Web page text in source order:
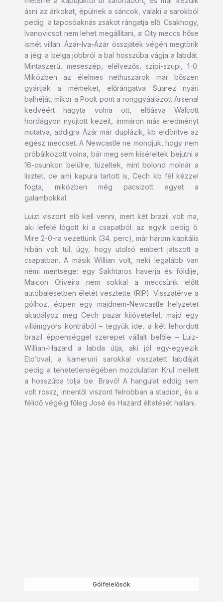
ásni az árkokat, épülnek a sáncok, valaki a sarokból
pedig a taposóaknás zsákot rángatja elő. Csakhogy,
Ivanovicsot nem lehet megállítani, a City meccs hőse
ismét villan: Ázár-Iva-Ázár összjáték végén megtörik
a jég: a belga jobbról a bal hosszúba vágja a labdát.
Mintaszerű, meseszép, elélvezős, szipi-szupi, 1-0.
Miközben az élelmes nethuszárok már bőszen
gyártják a mémeket, előrángatva Suarez nyári
balhéját, mikor a Poolt pont a ronggyáalázott Arsenal
kedvéért hagyta volna ott, előásva Walcott
hordágyon nyújtott kezeit, immáron más eredményt
mutatva, addigra Ázár már duplázik, kb eldöntve az
egész meccset. A Newcastle ne mondjuk, hogy nem
próbálkozott volna, bár meg sem kíséreltek bejutni a
16-osunkon belülre, tüzeltek, mint bolond molnár a
lisztet, de ami kapura tartott is, Cech kb fél kézzel
fogta, miközben még pacsizott egyet a
galambokkal.
Luizt viszont elő kell venni, mert két brazil volt ma,
aki lefelé lógott ki a csapatból: az egyik pedig ő.
Mire 2-0-ra vezettünk (34. perc), már három kapitális
hibán volt túl, úgy, hogy utolsó embert játszott a
csapatban. A másik Willian volt, neki legalább van
némi mentsége: egy Sakhtaros haverja és földije,
Maicon Oliveira nem sokkal a meccsünk előtt
autóbalesetben életét vesztette (RIP). Visszatérve a
gólhoz, éppen egy majdnem-Newcastle helyzetet
akadályoz meg Cech pazar kijövetellel, majd egy
villámgyors kontrából – tegyük ide, a két lehordott
brazil éppenséggel szerepet vállalt belőle – Luiz-
Willian-Hazard a labda útja, aki jól egy-egyezik
Eto’oval, a kameruni sarokkal visszatett labdáját
pedig a tehetetlenségében mozdulatlan Krul mellett
a hosszúba tolja be. Bravó! A hangulat eddig sem
volt rossz, innentől viszont felrobban a stadion, és a
félidő végéig főleg José és Hazard éltetését hallani.
Gólfelelősök